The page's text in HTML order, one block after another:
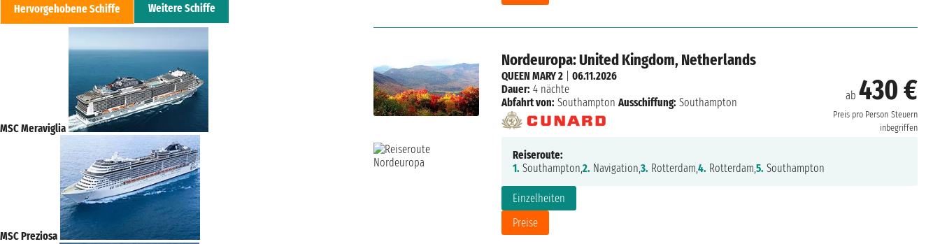
Nordeuropa: United Kingdom, Netherlands
ab 430 €
Preis pro Person Steuern
inbegriffen
Einzelheiten
Preise
QUEEN MARY 2 |06.11.2026
Dauer: 4 nächte
Abfahrt von: Southampton Ausschiffung: Southampton
Reiseroute:
1. Southampton,2. Navigation,3. Rotterdam,4. Rotterdam,5. Southampton
Hervorgehobene Schiffe Weitere Schiffe
MSC Meraviglia
MSC Preziosa